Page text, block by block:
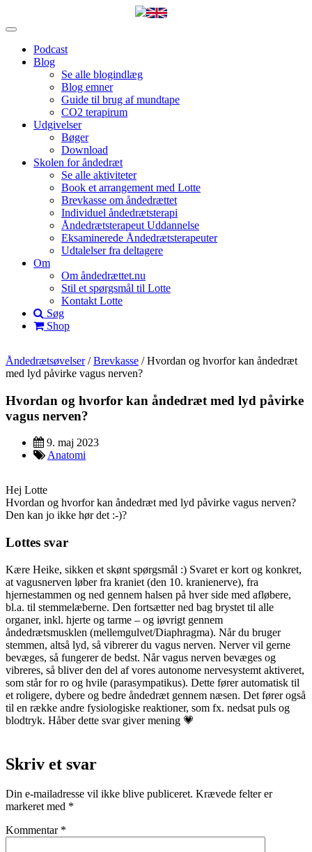
Podcast
Blog
Se alle blogindlæg
Blog emner
Guide til brug af mundtape
CO2 terapirum
Udgivelser
Bøger
Download
Skolen for åndedræt
Se alle aktiviteter
Book et arrangement med Lotte
Brevkasse om åndedrættet
Individuel åndedrætsterapi
Åndedrætsterapeut Uddannelse
Eksaminerede Åndedrætsterapeuter
Udtalelser fra deltagere
Om
Om åndedrættet.nu
Stil et spørgsmål til Lotte
Kontakt Lotte
Søg
Shop
Åndedrætsøvelser/Brevkasse /Hvordan og hvorfor kan åndedræt
med lyd påvirke vagus nerven?
Hvordan og hvorfor kan åndedræt med lyd påvirke
vagus nerven?
9. maj 2023
Anatomi
Hej Lotte
Hvordan og hvorfor kan åndedræt med lyd påvirke vagus nerven?
Den kan jo ikke hør det :-)?
Lottes svar
Kære Heike, sikken et skønt spørgsmål :) Svaret er kort og konkret,
at vagusnerven løber fra kraniet (den 10. kranienerve), fra
hjernestammen og ned gennem halsen på hver side med afløbere,
bl.a. til stemmelæberne. Den fortsætter ned bag brystet til alle
organer, inkl. hjerte og tarme – og iøvrigt gennem
åndedrætsmusklen (mellemgulvet/Diaphragma). Når du bruger
stemmen, altså lyd, så vibrerer du vagus nerven. Nerver vil gerne
bevæges, så fungerer de bedst. Når vagus nerven bevæges og
vibreres, så bliver den del af vores autonome nervesystemt aktiveret,
som står for ro og hvile (parasympatikus). Dette fører automatisk til
et roligere, dybere og bedre åndedræt gennem næsen. Det fører også
til en række andre fysiologiske reaktioner, som fx. nedsat puls og
blodtryk. Håber dette svar giver mening 💗
Skriv et svar
Din e-mailadresse vil ikke blive publiceret. Krævede felter er
markeret med *
Kommentar *